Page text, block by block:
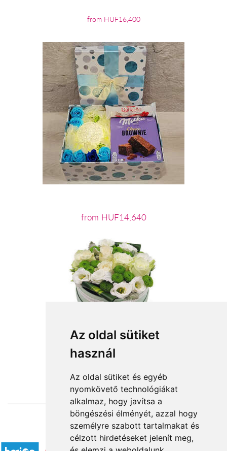
Az oldal sütiket
használ
Az oldal sütiket és egyéb
nyomkövető technológiákat
alkalmaz, hogy javítsa a
böngészési élményét, azzal hogy
személyre szabott tartalmakat és
célzott hirdetéseket jelenít meg,
from HUF16,400
from HUF14,640
Accepted payment methods